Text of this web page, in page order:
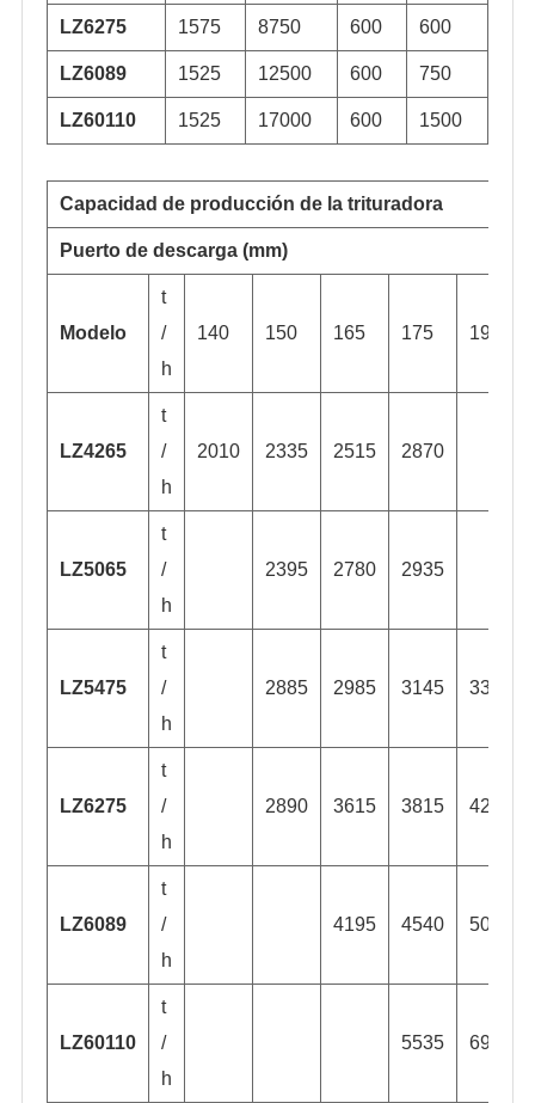
LZ6275 1575 8750 600 600
LZ6089 1525 12500 600 750
LZ60110 1525 17000 600 1500
Capacidad de producción de la trituradora
Puerto de descarga (mm)
Modelo
t
/
h
140 150 165 175 190
LZ4265
t
/
h
2010 2335 2515 2870
LZ5065
t
/
h
2395 2780 2935
LZ5475
t
/
h
2885 2985 3145 3335
LZ6275
t
/
h
2890 3615 3815 4205
LZ6089
t
/
h
4195 4540 5080
LZ60110
t
/
h
5535 6945